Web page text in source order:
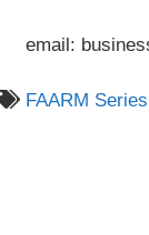
email:
FAARM